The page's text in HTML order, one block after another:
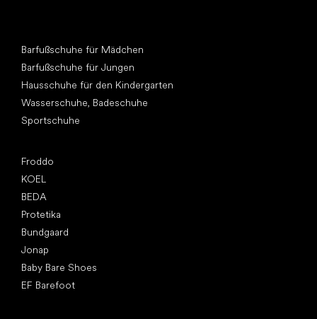
Barfußschuhe für Mädchen
Barfußschuhe für Jungen
Hausschuhe für den Kindergarten
Wasserschuhe, Badeschuhe
Sportschuhe
Froddo
KOEL
BEDA
Protetika
Bundgaard
Jonap
Baby Bare Shoes
EF Barefoot